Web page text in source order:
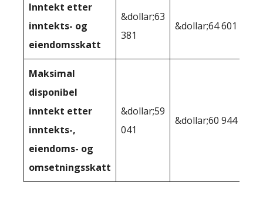
Inntekt etter
inntekts- og
eiendomsskatt
&dollar;63
381
&dollar;64 601
Maksimal
disponibel
inntekt etter
inntekts-,
eiendoms- og
omsetningsskatt
&dollar;59
041
&dollar;60 944